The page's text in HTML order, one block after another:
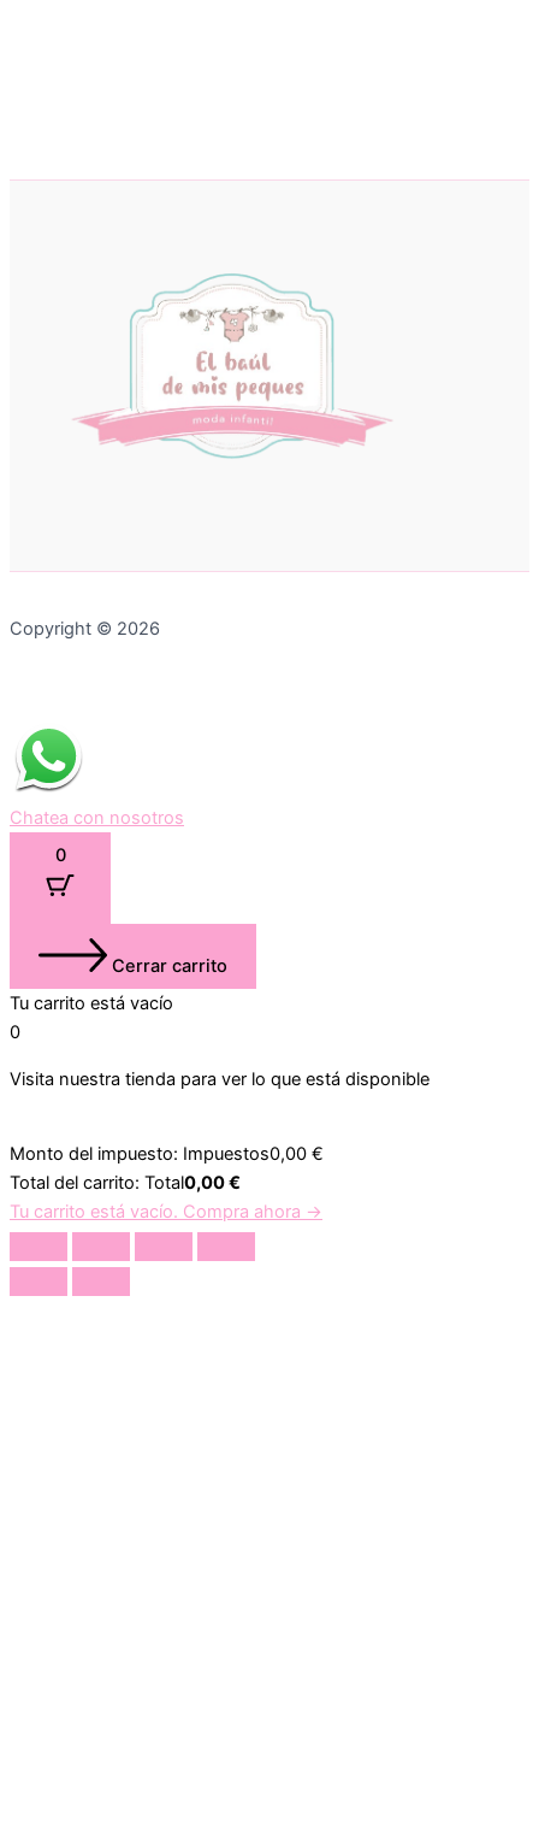
Copyright © 2026
Chatea con nosotros
0
Cerrar carrito
Tu carrito está vacío
0
Visita nuestra tienda para ver lo que está disponible
Monto del impuesto: Impuestos0,00 €
Total del carrito: Total0,00€
Tu carrito está vacío. Compra ahora →